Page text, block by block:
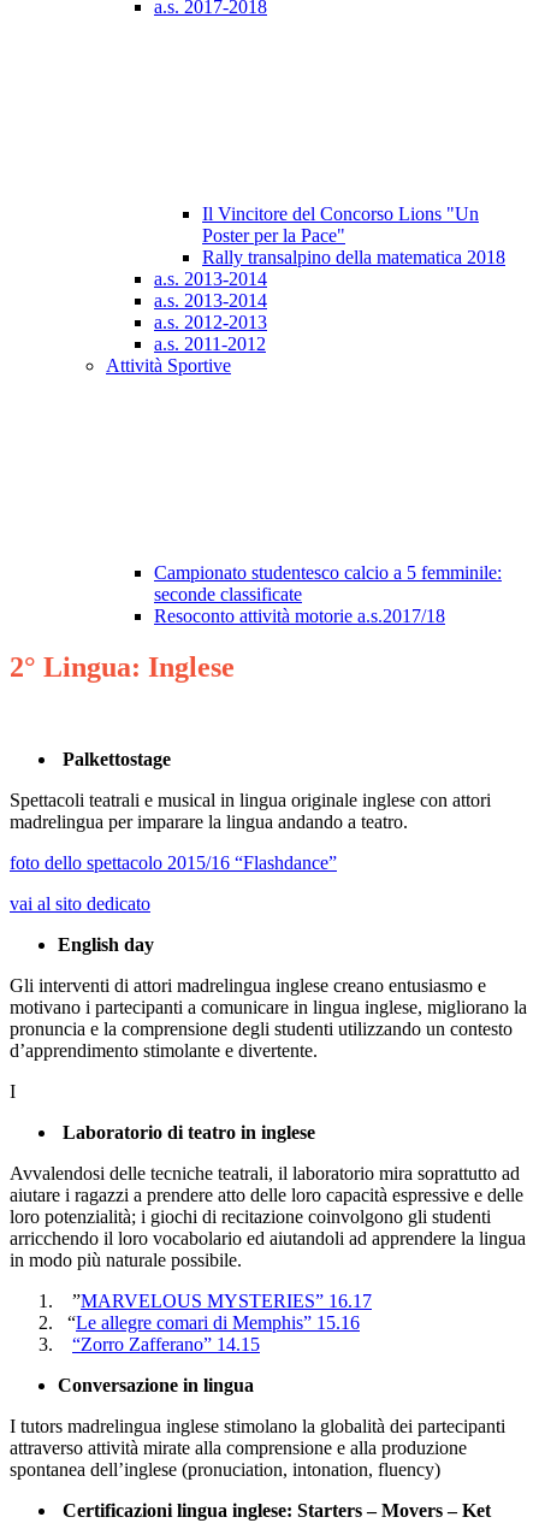
a.s. 2017-2018
Il Vincitore del Concorso Lions "Un
Poster per la Pace"
Rally transalpino della matematica 2018
a.s. 2013-2014
a.s. 2013-2014
a.s. 2012-2013
a.s. 2011-2012
Attività Sportive
Campionato studentesco calcio a 5 femminile:
seconde classificate
Resoconto attività motorie a.s.2017/18
2° Lingua: Inglese
Palkettostage
Spettacoli teatrali e musical in lingua originale inglese con attori
madrelingua per imparare la lingua andando a teatro.
foto dello spettacolo 2015/16 “Flashdance”
vai al sito dedicato
English day
Gli interventi di attori madrelingua inglese creano entusiasmo e
motivano i partecipanti a comunicare in lingua inglese, migliorano la
pronuncia e la comprensione degli studenti utilizzando un contesto
d’apprendimento stimolante e divertente.
I
Laboratorio di teatro in inglese
Avvalendosi delle tecniche teatrali, il laboratorio mira soprattutto ad
aiutare i ragazzi a prendere atto delle loro capacità espressive e delle
loro potenzialità; i giochi di recitazione coinvolgono gli studenti
arricchendo il loro vocabolario ed aiutandoli ad apprendere la lingua
in modo più naturale possibile.
”MARVELOUS MYSTERIES” 16.17
“Le allegre comari di Memphis” 15.16
“Zorro Zafferano” 14.15
Conversazione in lingua
I tutors madrelingua inglese stimolano la globalità dei partecipanti
attraverso attività mirate alla comprensione e alla produzione
spontanea dell’inglese (pronuciation, intonation, fluency)
Certificazioni lingua inglese: Starters – Movers – Ket